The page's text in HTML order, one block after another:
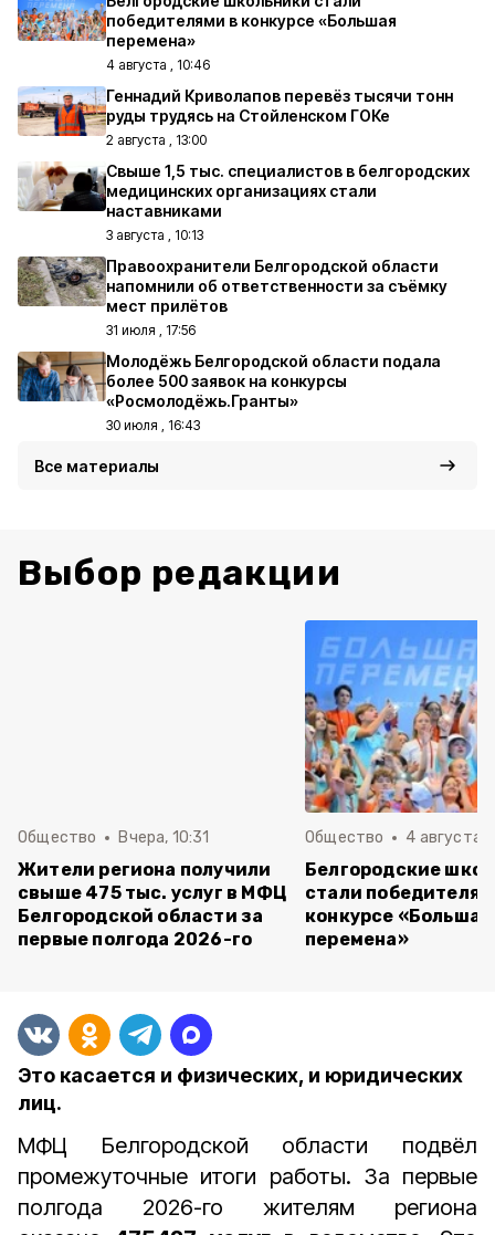
победителями в конкурсе «Большая
перемена»
4 августа , 10:46
Геннадий Криволапов перевёз тысячи тонн
руды трудясь на Стойленском ГОКе
2 августа , 13:00
Свыше 1,5 тыс. специалистов в белгородских
медицинских организациях стали
наставниками
3 августа , 10:13
Правоохранители Белгородской области
напомнили об ответственности за съёмку
мест прилётов
31 июля , 17:56
Молодёжь Белгородской области подала
более 500 заявок на конкурсы
«Росмолодёжь.Гранты»
30 июля , 16:43
Все материалы
Выбор редакции
Общество Вчера, 10:31
Жители региона получили
свыше 475 тыс. услуг в МФЦ
Белгородской области за
первые полгода 2026-го
Общество 4 августа ,
Белгородские
стали
конкурсе «Большая
перемена»
Это касается и физических, и юридических
лиц.
МФЦ Белгородской области подвёл
промежуточные итоги работы. За первые
полгода 2026-го жителям региона